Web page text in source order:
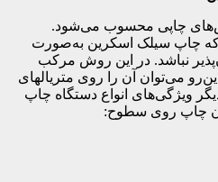
چاپی محسوب می‌شود.
که چاپ سیلک اسکرین به‌صورت
نباشد. در این روش مرکب
قابل‌استفاده تنوع بالایی دارد ازاین‌رو می‌توان آن را روی متریال‎های
ویژگی‌های انواع دستگاه چاپ
چاپ روی سطوح: